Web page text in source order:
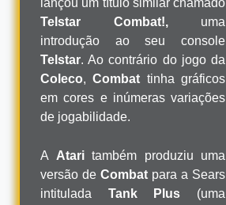
lançou um título similar chamado
Telstar Combat!,uma
introdução ao seu console
Telstar. Ao contrário do jogo da
Coleco,Combat tinha gráficos
em cores e inúmeras variações
de jogabilidade.
A Ataritambém produziu uma
versão de Combat para a Sears
intitulada Tank Plus (uma